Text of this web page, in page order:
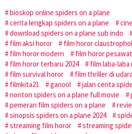
bioskop online spiders on a plane
cerita lengkap spiders on a plane
download spiders on a plane sub indo
film aksi horor
film horor
film horor modern
film horor pesawat
film horor terbaru 2024
film laba-laba
film survival horor
film thriller di udara
filmkita21
ganool jalan cerita
nonton spiders on a plane full movie
pemeran film spiders on a plane
sinopsis spiders on a plane 2024
streaming film horor
streaming